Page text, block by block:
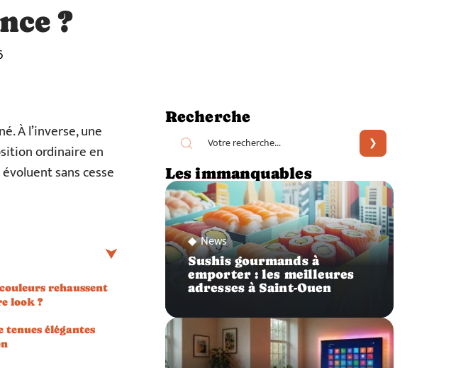
?
À l’inverse, une
ordinaire en
sans cesse
rehaussent
look ?
tenues élégantes
Recherche
Les immanquables
News
Sushis gourmands à
emporter : les meilleures
adresses à Saint-Ouen